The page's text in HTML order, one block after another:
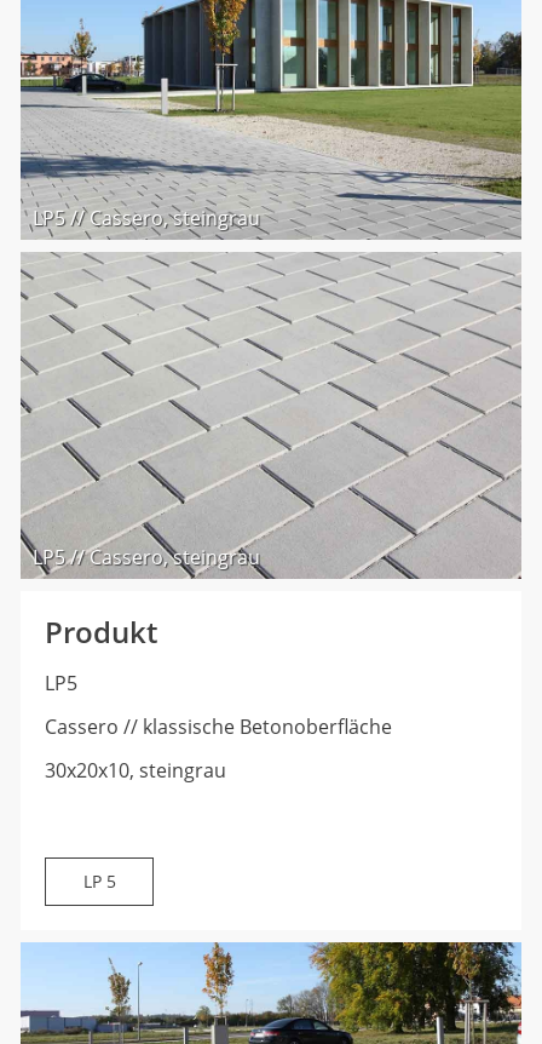
LP5 // Cassero, steingrau
LP5 // Cassero, steingrau
Produkt
LP5
Cassero // klassische Betonoberfläche
30x20x10, steingrau
LP 5